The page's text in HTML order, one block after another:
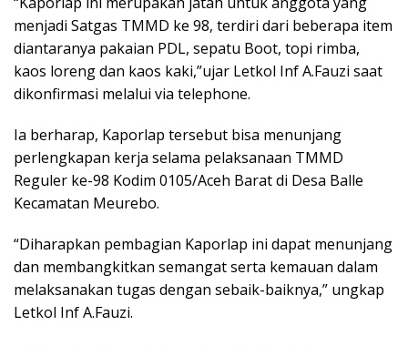
menjadi Satgas TMMD ke 98, terdiri dari beberapa item
diantaranya pakaian PDL, sepatu Boot, topi rimba,
kaos loreng dan kaos kaki,”ujar Letkol Inf A.Fauzi saat
dikonfirmasi melalui via telephone.
Ia berharap, Kaporlap tersebut bisa menunjang
perlengkapan kerja selama pelaksanaan TMMD
Reguler ke-98 Kodim 0105/Aceh Barat di Desa Balle
Kecamatan Meurebo.
“Diharapkan pembagian Kaporlap ini dapat menunjang
dan membangkitkan semangat serta kemauan dalam
melaksanakan tugas dengan sebaik-baiknya,” ungkap
Letkol Inf A.Fauzi.